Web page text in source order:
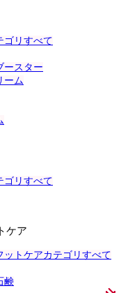
ゴリすべて
ースター
ーム
ゴリすべて
ケア
トケアカテゴリすべて
鹸